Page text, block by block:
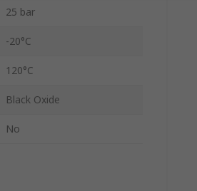
25 bar
-20°C
120°C
Black Oxide
No